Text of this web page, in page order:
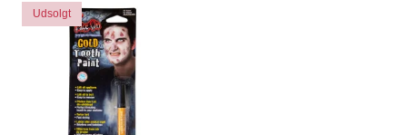
Udsolgt